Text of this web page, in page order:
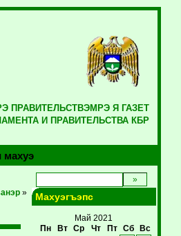
ПРАВИТЕЛЬСТВЭМРЭ Я ГАЗЕТ
И ПРАВИТЕЛЬСТВА КБР
» Махуэгъэпс
Май 2021
Пн
Вт Ср Чт Пт Сб Вс